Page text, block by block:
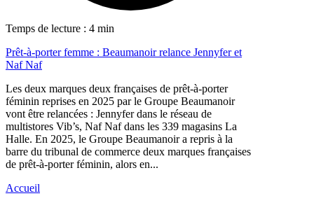
Temps de lecture : 4 min
Prêt-à-porter femme : Beaumanoir relance Jennyfer et
Naf Naf
Les deux marques deux françaises de prêt-à-porter
féminin reprises en 2025 par le Groupe Beaumanoir
vont être relancées : Jennyfer dans le réseau de
multistores Vib’s, Naf Naf dans les 339 magasins La
Halle. En 2025, le Groupe Beaumanoir a repris à la
barre du tribunal de commerce deux marques françaises
de prêt-à-porter féminin, alors en...
Accueil